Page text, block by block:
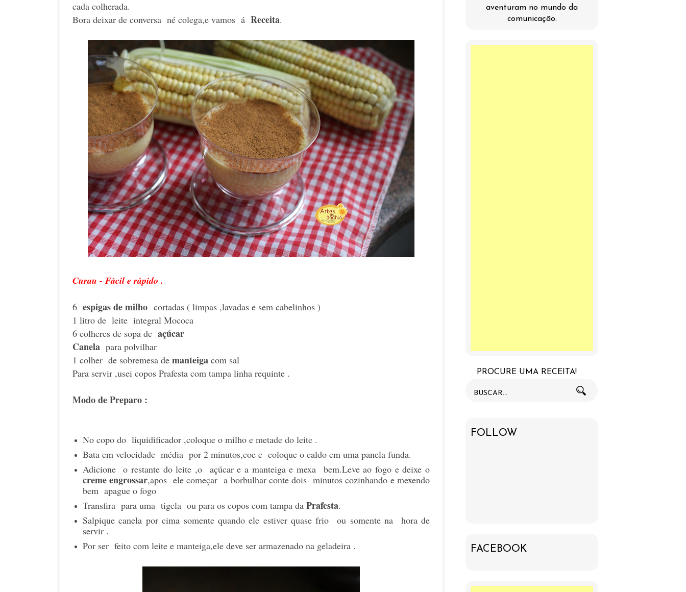
cada colherada.
Bora deixar de conversa né colega,e vamos á Receita.
Curau - Fácil e rápido .
6 espigas de milho cortadas ( limpas ,lavadas e sem cabelinhos )
1 litro de leite integral Mococa
6 colheres de sopa de açúcar
Canela para polvilhar
1 colher de sobremesa de manteiga com sal
Para servir ,usei copos Prafesta com tampa linha requinte .
Modo de Preparo :
No copo do liquidificador ,coloque o milho e metade do leite .
Bata em velocidade média por 2 minutos,coe e coloque o caldo em uma panela funda.
Adicione o restante do leite ,o açúcar e a manteiga e mexa bem.Leve ao fogo e deixe o
creme engrossar,apos ele começar a borbulhar conte dois minutos cozinhando e mexendo
bem apague o fogo
Transfira para uma tigela ou para os copos com tampa da Prafesta.
Salpique canela por cima somente quando ele estiver quase frio ou somente na hora de
servir .
Por ser feito com leite e manteiga,ele deve ser armazenado na geladeira .
aventuram no mundo da
comunicação.
PROCURE UMA RECEITA!
FOLLOW
FACEBOOK